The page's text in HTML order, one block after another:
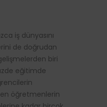
iş dünyasını
de doğrudan
biri
eğitimde
öğretmenlerin